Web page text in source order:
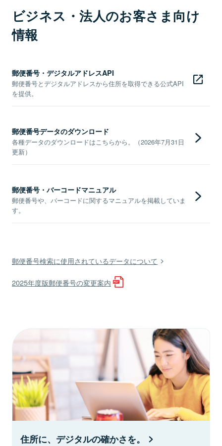
ビジネス・法人のお客さま向け
情報
郵便番号・デジタルアドレスAPI
郵便番号とデジタルアドレスから住所を取得できる公式API
を提供。
郵便番号データのダウンロード
各種データのダウンロードはこちらから。（2026年7月31日
更新）
郵便番号・バーコードマニュアル
郵便番号や、バーコードに関するマニュアルを掲載していま
す。
郵便番号検索に使用されているデータについて
2025年度版郵便番号の変更案内
住所に、デジタルの確かさを。